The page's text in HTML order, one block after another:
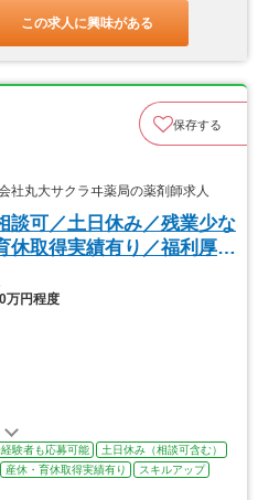
この求人に興味がある
保存する
丸大サクラヰ薬局の薬剤師求人
談可／土日休み／残業少な
休取得実績有り／福利厚生
万円程度
験者も応募可能
土日休み（相談可含む）
産休・育休取得実績有り
スキルアップ